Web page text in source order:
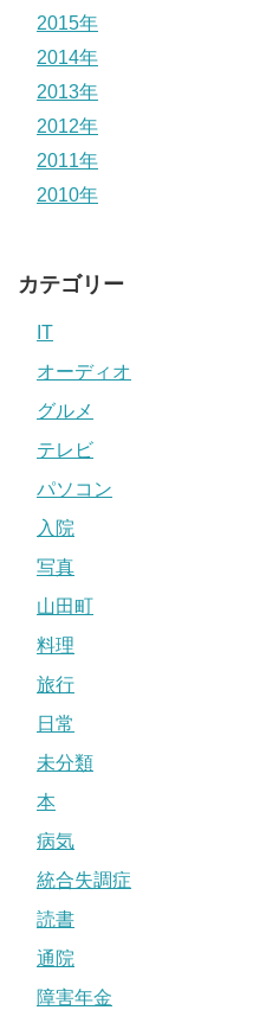
2015年
2014年
2013年
2012年
2011年
2010年
カテゴリー
IT
オーディオ
グルメ
テレビ
パソコン
入院
写真
山田町
料理
旅行
日常
未分類
本
病気
統合失調症
読書
通院
障害年金